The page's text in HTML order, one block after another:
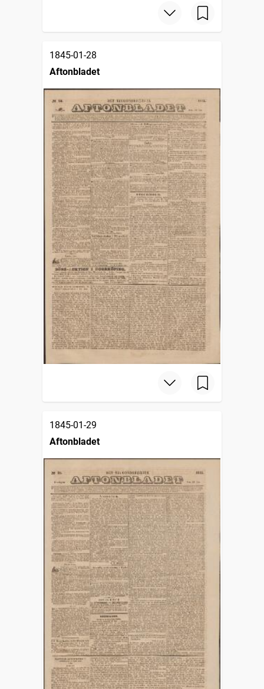
1845-01-28
Aftonbladet
1845-01-29
Aftonbladet